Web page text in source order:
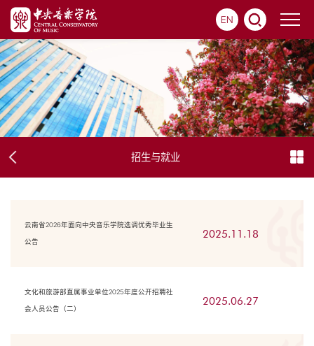
EN
招生与就业
云南省2026年面向中央音乐学院选调优秀毕业生
公告
2025.11.18
文化和旅游部直属事业单位2025年度公开招聘社
会人员公告（二）
2025.06.27